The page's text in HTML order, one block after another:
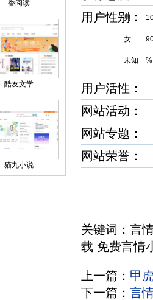
香阅读
酷友文学
猫九小说
用户性别
男
女
未知 %
用户活性：
网站活动：
网站专题：
网站荣誉
关键词：言
载 免费言情
上一篇： 甲
下一篇： 言